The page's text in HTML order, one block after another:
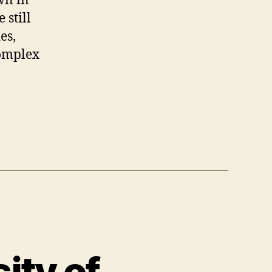
still